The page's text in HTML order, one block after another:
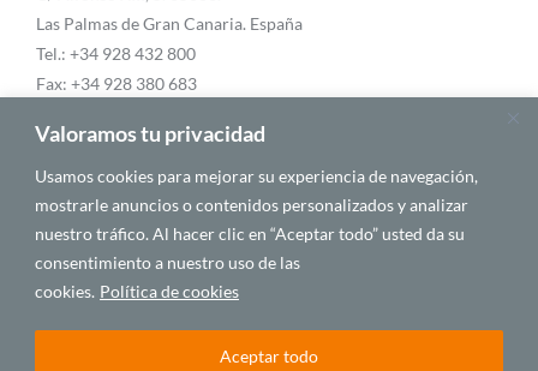
Valoramos tu privacidad
Usamos cookies para mejorar su experiencia de navegación,
mostrarle anuncios o contenidos personalizados y analizar
nuestro tráfico. Al hacer clic en “Aceptar todo” usted da su
consentimiento a nuestro uso de las
cookies. Política de cookies
Aceptar todo
Las Palmas de Gran Canaria. España
Tel.: +34 928 432 800
Fax: +34 928 380 683
Blog
Quiénes somos